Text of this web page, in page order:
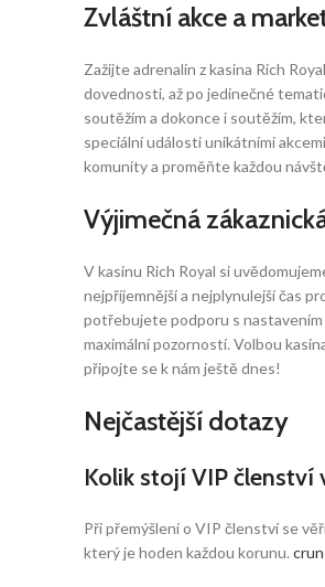
Zvláštní akce a
Zažijte adrenalin z kasina Rich
dovednosti, až po jedinečné
soutěžím a dokonce i soutěžím,
speciální události unikátními
komunity a proměňte každou
Výjimečná
V kasinu Rich Royal si
nejpříjemnější a nejplynulejší čas
potřebujete podporu s nastavením
maximální pozorností. Volbou
připojte se k nám ještě dnes!
Nejčastější dotazy
Kolik stojí VIP členství
Při přemýšlení o VIP členství se
který je hoden každou korunu.